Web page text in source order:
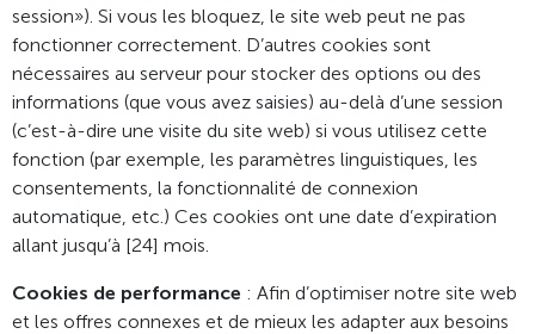
session»). Si vous les bloquez, le site web peut ne pas
fonctionner correctement. D’autres cookies sont
nécessaires au serveur pour stocker des options ou des
informations (que vous avez saisies) au-delà d’une session
(c’est-à-dire une visite du site web) si vous utilisez cette
fonction (par exemple, les paramètres linguistiques, les
consentements, la fonctionnalité de connexion
automatique, etc.) Ces cookies ont une date d’expiration
allant jusqu’à [24] mois.
Cookies de performance : Afin d’optimiser notre site web
et les offres connexes et de mieux les adapter aux besoins